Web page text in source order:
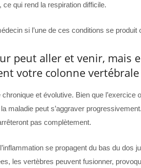
qui rend la respiration difficile.
si l’une de ces conditions se produit
peut aller et venir, mais
votre colonne vertébrale
et évolutive. Bien que l’exercice
maladie peut s’aggraver
pas complètement.
se propagent du bas du dos
les vertèbres peuvent fusionner,